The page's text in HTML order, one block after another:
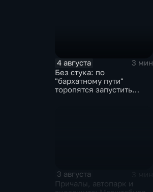
4 августа
3 мин
Без стука: по
"бархатному пути"
торопятся запустить
3 августа
Причалы, автопарк и